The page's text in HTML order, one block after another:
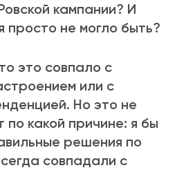
кампании? И
просто не могло быть?
это совпало с
или с
Но это не
по какой причине: я бы
решения по
совпадали с